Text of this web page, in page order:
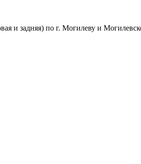
и задняя) по г. Могилеву и